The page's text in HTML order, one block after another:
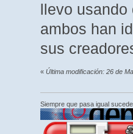
llevo usando
ambos han
sus
« Última modificación: 26 de
Siempre que pasa igual